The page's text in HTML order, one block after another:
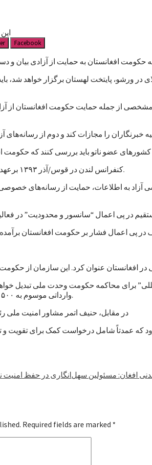
Facebook
ورشو، پایتخت لهستان برگزار خواهد شد،
از جمله حمایت حکومت افغانستان از
عضو ناتو باید بررسی کنند که حکومت
کنفرانس لندن در قوس/آذر ۱۳۹۳ برعهده گرفته بود تا کنون عملی کرده است.
به اطلاعات، حمایت از رسانه‌های خصوصی و
برای محاکمه حکومت وحدت ملی تبدیل
وارداتی موسوم به ۵۰۰ ترکمنستان را از بامیان نکشیده است.
در مقابل، حنیف اتمر مشاور امنیت ملی رئیس
افغان: مسئولین سهل‌انگاری در حفظ امنیت
Required fields are marked *